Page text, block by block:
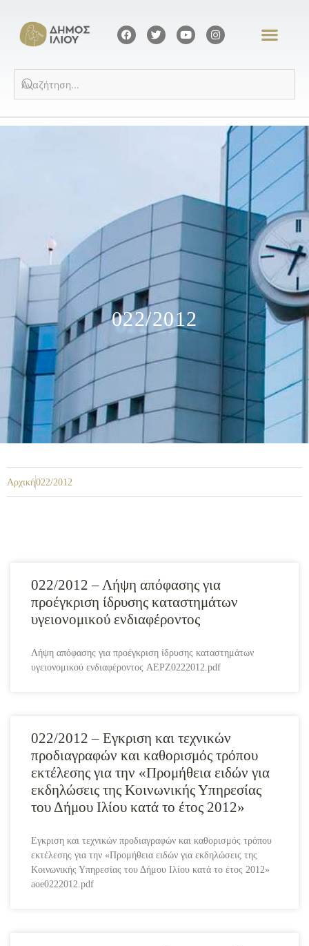
022/2012
Αρχική022/2012
022/2012 – Λήψη απόφασης για
προέγκριση ίδρυσης καταστημάτων
υγειονομικού ενδιαφέροντος
Λήψη απόφασης για προέγκριση ίδρυσης καταστημάτων
υγειονομικού ενδιαφέροντος AEPZ0222012.pdf
022/2012 – Εγκριση και τεχνικών
προδιαγραφών και καθορισμός τρόπου
εκτέλεσης για την «Προμήθεια ειδών για
εκδηλώσεις της Κοινωνικής Υπηρεσίας
του Δήμου Ιλίου κατά το έτος 2012»
Εγκριση και τεχνικών προδιαγραφών και καθορισμός τρόπου
εκτέλεσης για την «Προμήθεια ειδών για εκδηλώσεις της
Κοινωνικής Υπηρεσίας του Δήμου Ιλίου κατά το έτος 2012»
aoe0222012.pdf